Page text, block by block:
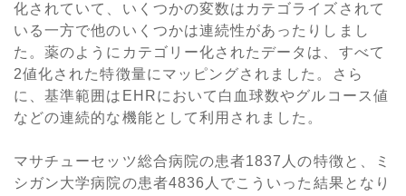
化されていて、いくつかの変数はカテゴライズされて
いる一方で他のいくつかは連続性があったりしまし
た。薬のようにカテゴリー化されたデータは、すべて
2値化された特徴量にマッピングされました。さら
に、基準範囲はEHRにおいて白血球数やグルコース値
などの連続的な機能として利用されました。
マサチューセッツ総合病院の患者1837人の特徴と、ミ
シガン大学病院の患者4836人でこういった結果となり